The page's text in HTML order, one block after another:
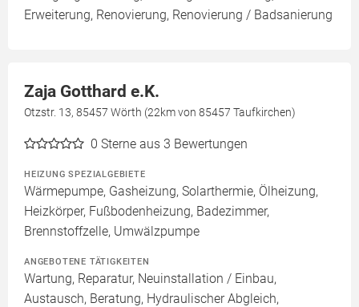
Erweiterung, Renovierung, Renovierung / Badsanierung
Zaja Gotthard e.K.
Otzstr. 13, 85457 Wörth (22km von 85457 Taufkirchen)
0 Sterne aus 3 Bewertungen
HEIZUNG SPEZIALGEBIETE
Wärmepumpe, Gasheizung, Solarthermie, Ölheizung,
Heizkörper, Fußbodenheizung, Badezimmer,
Brennstoffzelle, Umwälzpumpe
ANGEBOTENE TÄTIGKEITEN
Wartung, Reparatur, Neuinstallation / Einbau,
Austausch, Beratung, Hydraulischer Abgleich,